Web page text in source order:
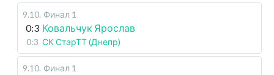
9.10. Финал 1
0:3 Ковальчук Ярослав
0:3 СК СтарТТ (Днепр)
9.10. Финал 1